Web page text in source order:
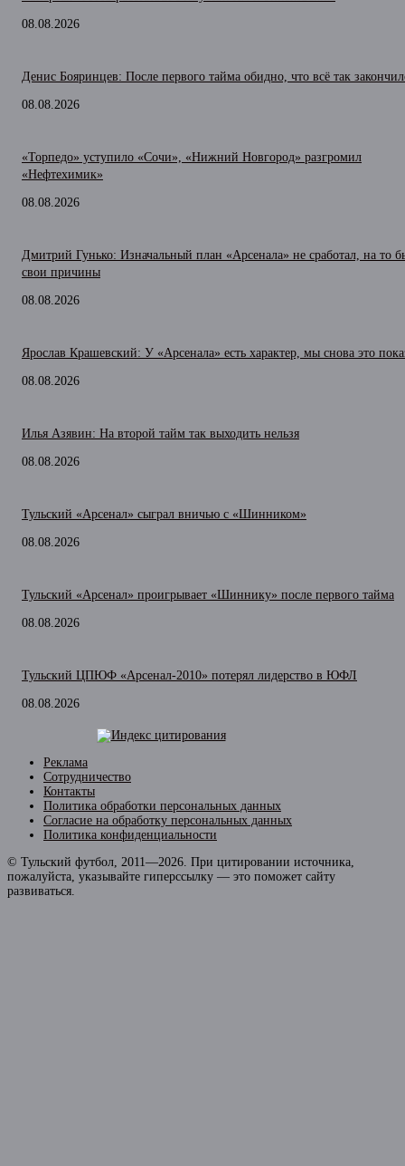
08.08.2026
Денис Бояринцев: После первого тайма обидно, что всё так
08.08.2026
«Торпедо» уступило «Сочи», «Нижний Новгород» разгромил
«Нефтехимик»
08.08.2026
Дмитрий Гунько: Изначальный план «Арсенала» не сработал, на то
свои причины
08.08.2026
Ярослав Крашевский: У «Арсенала» есть характер, мы снова это
08.08.2026
Илья Азявин: На второй тайм так выходить нельзя
08.08.2026
Тульский «Арсенал» сыграл вничью с «Шинником»
08.08.2026
Тульский «Арсенал» проигрывает «Шиннику» после первого тайма
08.08.2026
Тульский ЦПЮФ «Арсенал-2010» потерял лидерство в ЮФЛ
08.08.2026
Реклама
Сотрудничество
Контакты
Политика обработки персональных данных
Согласие на обработку персональных данных
Политика конфиденциальности
© Тульский футбол, 2011—2026. При цитировании источника,
пожалуйста, указывайте гиперссылку — это поможет сайту
развиваться.